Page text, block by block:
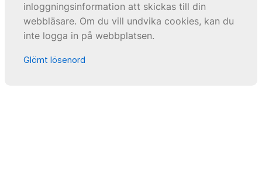
inloggningsinformation att skickas till din
webbläsare. Om du vill undvika cookies, kan du
inte logga in på webbplatsen.
Glömt lösenord